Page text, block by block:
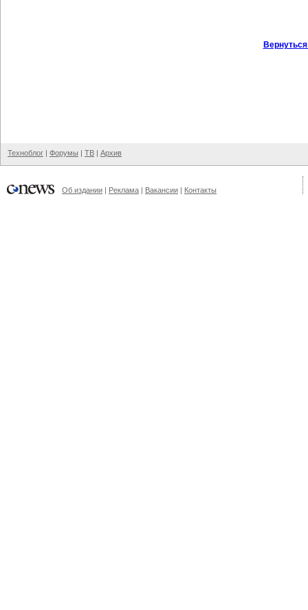
Техноблог | Форумы | ТВ | Архив
Об издании | Реклама | Вакансии | Контакты